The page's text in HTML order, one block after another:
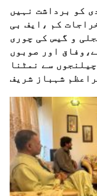
کو برداشت نہیں
کم ،ایف بی
و گیس کی چوری
اور صوبوں
سے نمٹنا
شہباز شریف